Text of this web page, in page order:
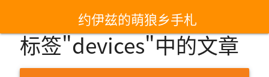
约伊兹的萌狼乡手札
标签"devices"中的文章